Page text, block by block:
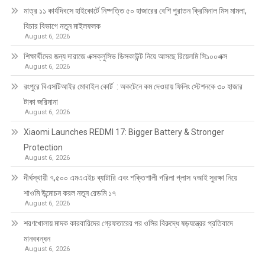
মাত্র ১১ কার্যদিবসে হাইকোর্টে নিষ্পত্তি ৫০ হাজারের বেশি পুরাতন ক্রিমিনাল মিস মামলা,
বিচার বিভাগে নতুন মাইলফলক
August 6, 2026
শিক্ষার্থীদের জন্য দারাজে এক্সক্লুসিভ ডিসকাউন্ট নিয়ে আসছে রিয়েলমি সি১০০এক্স
August 6, 2026
রংপুরে বিএসটিআইর মোবাইল কোর্ট : অকটেনে কম দেওয়ায় ফিলিং স্টেশনকে ৩০ হাজার
টাকা জরিমানা
August 6, 2026
Xiaomi Launches REDMI 17: Bigger Battery & Stronger
Protection
August 6, 2026
দীর্ঘস্থায়ী ৭,৫০০ এমএএইচ ব্যাটারি এবং শক্তিশালী গরিলা গ্লাস ৭আই সুরক্ষা নিয়ে
শাওমি উন্মোচন করল নতুন রেডমি ১৭
August 6, 2026
শরণখোলায় মাদক কারবারিদের গ্রেফতারের পর ওসির বিরুদ্ধে ষড়যন্ত্রের প্রতিবাদে
মানববন্ধন
August 6, 2026